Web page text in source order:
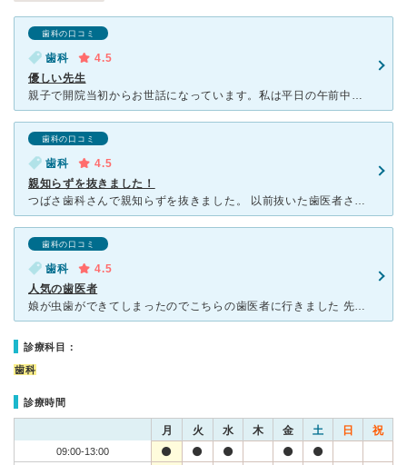
歯科の口コミ
歯科
4.5
優しい先生
親子で開院当初からお世話になっています。私は平日の午前中、子供達は夕方以降に通院する機会が多いのですが、いずれの時間帯も待合室には患者さんが大勢いる人気の歯医者さんです。予約をしていても30分は待たさ
歯科の口コミ
歯科
4.5
親知らずを抜きました！
つばさ歯科さんで親知らずを抜きました。 以前抜いた歯医者さんではものすごく腫れてしまい、寝ることすらもできないくらい痛んでしまったのですが、つばさ歯科さんで抜いたときはほぼ腫れることもなく、キレイに
歯科の口コミ
歯科
4.5
人気の歯医者
娘が虫歯ができてしまったのでこちらの歯医者に行きました 先生の対応は優しく小児でも怖がることがないよう初めて歯を削る必要がある場合は何回か歯を削る練習をしてくださいます 歯科助手の方も子供の対応に
診療科目：
歯科
診療時間
月 火 水 木 金 土 日 祝
09:00-13:00